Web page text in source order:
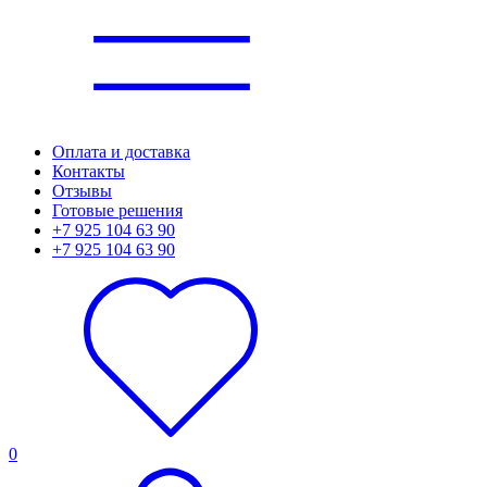
Оплата и доставка
Контакты
Отзывы
Готовые решения
+7 925 104 63 90
+7 925 104 63 90
0